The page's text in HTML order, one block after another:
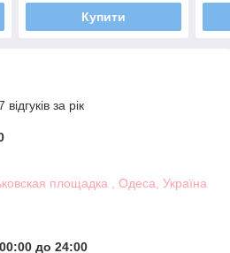
Купити
за рік
площадка , Одеса, Україна
до 24:00